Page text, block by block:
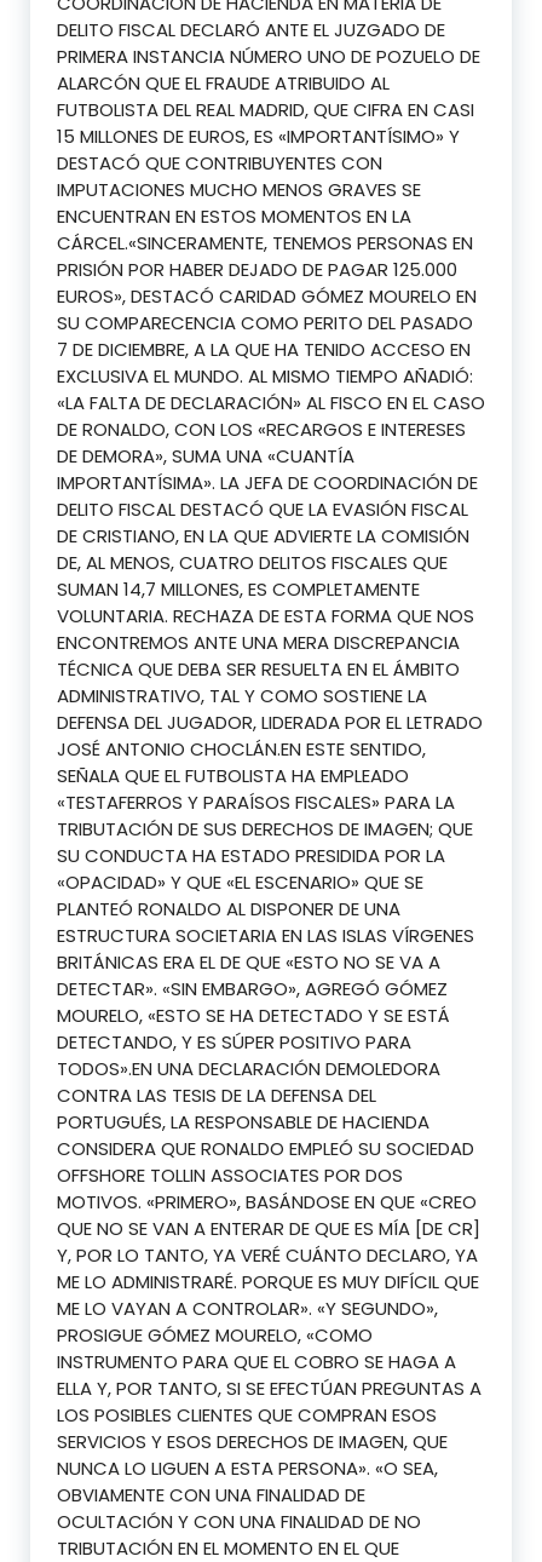
DELITO FISCAL DECLARÓ ANTE EL JUZGADO DE
PRIMERA INSTANCIA NÚMERO UNO DE POZUELO DE
ALARCÓN QUE EL FRAUDE ATRIBUIDO AL
FUTBOLISTA DEL REAL MADRID, QUE CIFRA EN CASI
15 MILLONES DE EUROS, ES «IMPORTANTÍSIMO» Y
DESTACÓ QUE CONTRIBUYENTES CON
IMPUTACIONES MUCHO MENOS GRAVES SE
ENCUENTRAN EN ESTOS MOMENTOS EN LA
CÁRCEL.«SINCERAMENTE, TENEMOS PERSONAS EN
PRISIÓN POR HABER DEJADO DE PAGAR 125.000
EUROS», DESTACÓ CARIDAD GÓMEZ MOURELO EN
SU COMPARECENCIA COMO PERITO DEL PASADO
7 DE DICIEMBRE, A LA QUE HA TENIDO ACCESO EN
EXCLUSIVA EL MUNDO. AL MISMO TIEMPO AÑADIÓ:
«LA FALTA DE DECLARACIÓN» AL FISCO EN EL CASO
DE RONALDO, CON LOS «RECARGOS E INTERESES
DE DEMORA», SUMA UNA «CUANTÍA
IMPORTANTÍSIMA». LA JEFA DE COORDINACIÓN DE
DELITO FISCAL DESTACÓ QUE LA EVASIÓN FISCAL
DE CRISTIANO, EN LA QUE ADVIERTE LA COMISIÓN
DE, AL MENOS, CUATRO DELITOS FISCALES QUE
SUMAN 14,7 MILLONES, ES COMPLETAMENTE
VOLUNTARIA. RECHAZA DE ESTA FORMA QUE NOS
ENCONTREMOS ANTE UNA MERA DISCREPANCIA
TÉCNICA QUE DEBA SER RESUELTA EN EL ÁMBITO
ADMINISTRATIVO, TAL Y COMO SOSTIENE LA
DEFENSA DEL JUGADOR, LIDERADA POR EL LETRADO
JOSÉ ANTONIO CHOCLÁN.EN ESTE SENTIDO,
SEÑALA QUE EL FUTBOLISTA HA EMPLEADO
«TESTAFERROS Y PARAÍSOS FISCALES» PARA LA
TRIBUTACIÓN DE SUS DERECHOS DE IMAGEN; QUE
SU CONDUCTA HA ESTADO PRESIDIDA POR LA
«OPACIDAD» Y QUE «EL ESCENARIO» QUE SE
PLANTEÓ RONALDO AL DISPONER DE UNA
ESTRUCTURA SOCIETARIA EN LAS ISLAS VÍRGENES
BRITÁNICAS ERA EL DE QUE «ESTO NO SE VA A
DETECTAR». «SIN EMBARGO», AGREGÓ GÓMEZ
MOURELO, «ESTO SE HA DETECTADO Y SE ESTÁ
DETECTANDO, Y ES SÚPER POSITIVO PARA
TODOS».EN UNA DECLARACIÓN DEMOLEDORA
CONTRA LAS TESIS DE LA DEFENSA DEL
PORTUGUÉS, LA RESPONSABLE DE HACIENDA
CONSIDERA QUE RONALDO EMPLEÓ SU SOCIEDAD
OFFSHORE TOLLIN ASSOCIATES POR DOS
MOTIVOS. «PRIMERO», BASÁNDOSE EN QUE «CREO
QUE NO SE VAN A ENTERAR DE QUE ES MÍA [DE CR]
Y, POR LO TANTO, YA VERÉ CUÁNTO DECLARO, YA
ME LO ADMINISTRARÉ. PORQUE ES MUY DIFÍCIL QUE
ME LO VAYAN A CONTROLAR». «Y SEGUNDO»,
PROSIGUE GÓMEZ MOURELO, «COMO
INSTRUMENTO PARA QUE EL COBRO SE HAGA A
ELLA Y, POR TANTO, SI SE EFECTÚAN PREGUNTAS A
LOS POSIBLES CLIENTES QUE COMPRAN ESOS
SERVICIOS Y ESOS DERECHOS DE IMAGEN, QUE
NUNCA LO LIGUEN A ESTA PERSONA». «O SEA,
OBVIAMENTE CON UNA FINALIDAD DE
OCULTACIÓN Y CON UNA FINALIDAD DE NO
TRIBUTACIÓN EN EL MOMENTO EN EL QUE